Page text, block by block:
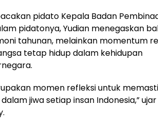
pidato Kepala Badan
pidatonya, Yudian menegaskan
tahunan, melainkan momentum
tetap hidup dalam kehidupan
momen refleksi untuk
jiwa setiap insan Indonesia,” ujar